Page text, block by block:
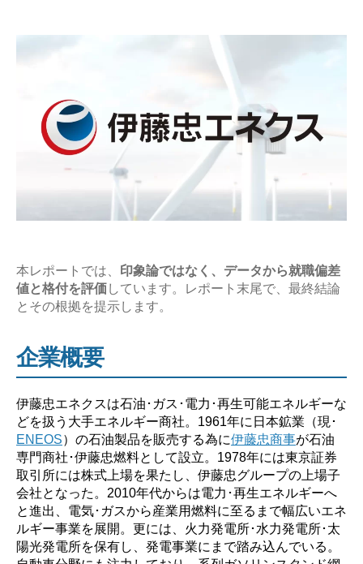
企
業
研
務？
ば
い？】”
本レポートでは、
印象論ではなく、データから就職偏差
値と格付を評価しています。レポート末尾で、最終結論
とその根拠を提示します。
企業概要
伊藤忠エネクスは石油･ガス･電力･再生可能エネルギーな
どを扱う大手エネルギー商社。1961年に日本鉱業（現･
ENEOS）の石油製品を販売する為に伊藤忠商事が石油
専門商社･伊藤忠燃料として設立。1978年には東京証券
取引所には株式上場を果たし、伊藤忠グループの上場子
会社となった。2010年代からは電力･再生エネルギーへ
と進出、電気･ガスから産業用燃料に至るまで幅広いエネ
ルギー事業を展開。更には、火力発電所･水力発電所･太
陽光発電所を保有し、発電事業にまで踏み込んでいる。